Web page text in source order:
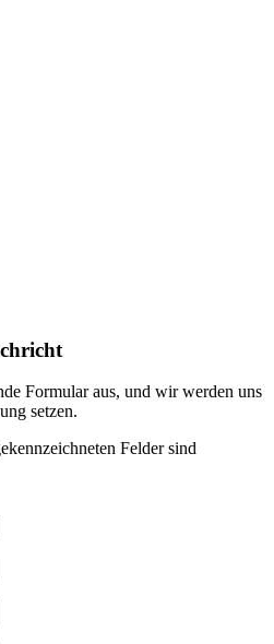
Formular aus, und wir werden uns
setzen.
Felder sind